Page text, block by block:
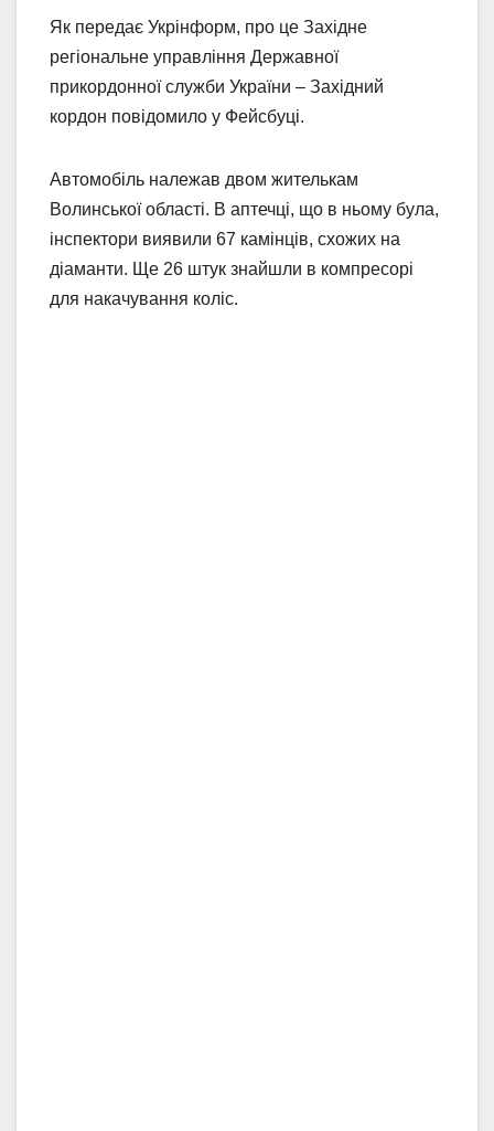
Як передає Укрінформ, про це Західне
регіональне управління Державної
прикордонної служби України – Західний
кордон повідомило у Фейсбуці.
Автомобіль належав двом жителькам
Волинської області. В аптечці, що в ньому була,
інспектори виявили 67 камінців, схожих на
діаманти. Ще 26 штук знайшли в компресорі
для накачування коліс.